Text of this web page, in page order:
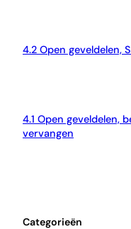
4.2 Open geveldelen,
4.1 Open geveldelen,
vervangen
Categorieën